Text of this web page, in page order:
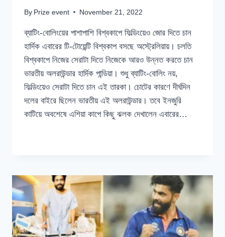
By Prize event November 21, 2022
ব্যাটিং-বোলিংয়ের পাশাপাশি বিশ্বকাপে ফিল্ডিংয়েও জোর দিতে চান
হার্দিক এবারের টি-টোয়েন্টি বিশ্বকাপ বসছে অস্ট্রেলিয়ায়। চলতি
বিশ্বকাপে নিজের সেরাটা দিতে নিজেকে আরও উন্নত করতে চান
ভারতীয় অলরাউন্ডার হার্দিক পান্ডিয়া। শুধু ব্যাটিং-বোলিং নয়,
ফিল্ডিংয়েও সেরাটা দিতে চান এই তারকা। চোটের কারণে দীর্ঘদিন
দলের বাইরে ছিলেন ভারতীয় এই অলরাউন্ডার। তবে ইনজুরি
কাটিয়ে অবশেষে এশিয়া কাপে কিছু ঝলক দেখালেন এবারের…
ফিল্ডিংয়েও
জোর
দিতে
চান
হার্দিক